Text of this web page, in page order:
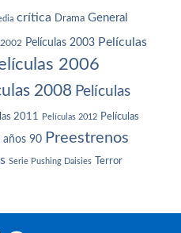
crítica Drama General
Películas 2003 Películas
2006
2008 Películas
2011 Películas 2012 Películas
años 90 Preestrenos
Serie Pushing Daisies Terror